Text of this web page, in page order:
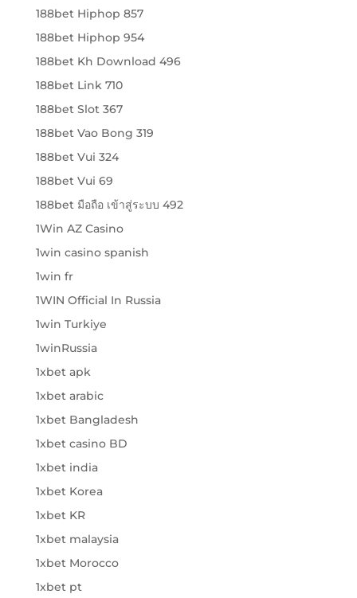
188bet Hiphop 857
188bet Hiphop 954
188bet Kh Download 496
188bet Link 710
188bet Slot 367
188bet Vao Bong 319
188bet Vui 324
188bet Vui 69
188bet มือถือ เข้าสู่ระบบ 492
1Win AZ Casino
1win casino spanish
1win fr
1WIN Official In Russia
1win Turkiye
1winRussia
1xbet apk
1xbet arabic
1xbet Bangladesh
1xbet casino BD
1xbet india
1xbet Korea
1xbet KR
1xbet malaysia
1xbet Morocco
1xbet pt